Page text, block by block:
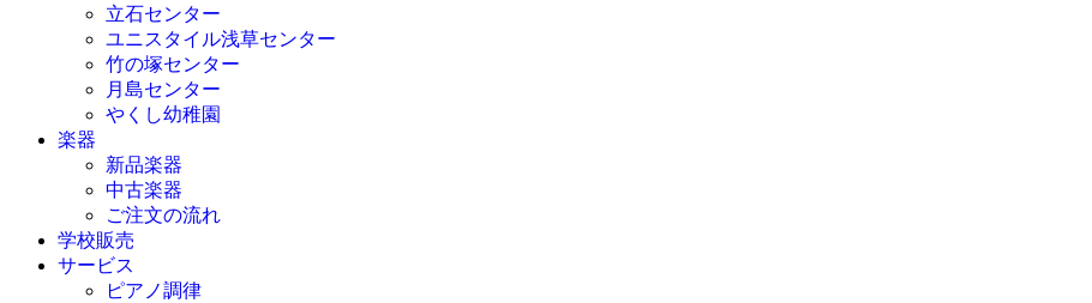
立石センター
ユニスタイル浅草センター
竹の塚センター
月島センター
やくし幼稚園
楽器
新品楽器
中古楽器
ご注文の流れ
学校販売
サービス
ピアノ調律